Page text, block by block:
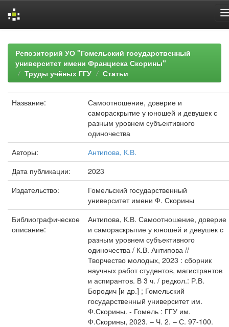
navigationРепозиторий УО "Гомельский государственный
университет имени Франциска Скорины"
Труды учёных ГГУ
Статьи
Название:
Самоотношение, доверие и
самораскрытие у юношей и девушек с
разным уровнем субъективного
одиночества
Авторы:
Антипова, К.В.
Дата публикации:
2023
Издательство:
Гомельский государственный
университет имени Ф. Скорины
Библиографическое
описание:
Антипова, К.В. Самоотношение, доверие
и самораскрытие у юношей и девушек с
разным уровнем субъективного
одиночества / К.В. Антипова //
Творчество молодых, 2023 : сборник
научных работ студентов, магистрантов
и аспирантов. В 3 ч. / редкол.: Р.В.
Бородич [и др.] ; Гомельский
государственный университет им.
Ф.Скорины. - Гомель : ГГУ им.
Ф.Скорины, 2023. – Ч. 2. – С. 97-100.